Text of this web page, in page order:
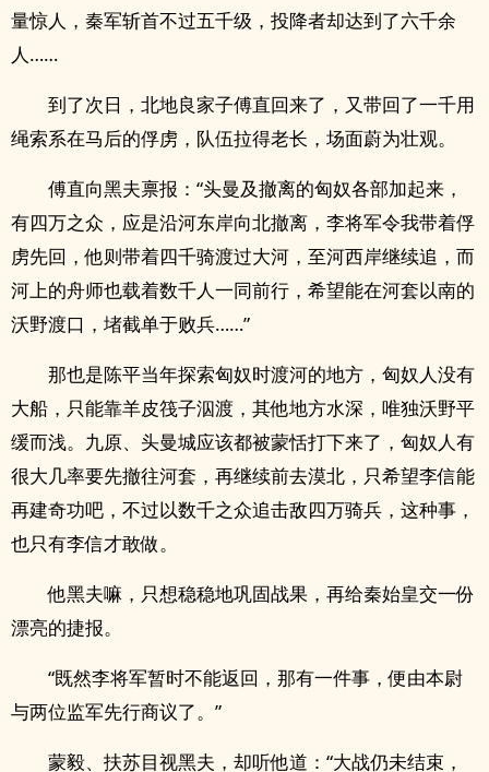
量惊人，秦军斩首不过五千级，投降者却达到了六千余
人……
到了次日，北地良家子傅直回来了，又带回了一千用
绳索系在马后的俘虏，队伍拉得老长，场面蔚为壮观。
傅直向黑夫禀报：“头曼及撤离的匈奴各部加起来，
有四万之众，应是沿河东岸向北撤离，李将军令我带着俘
虏先回，他则带着四千骑渡过大河，至河西岸继续追，而
河上的舟师也载着数千人一同前行，希望能在河套以南的
沃野渡口，堵截单于败兵……”
那也是陈平当年探索匈奴时渡河的地方，匈奴人没有
大船，只能靠羊皮筏子泅渡，其他地方水深，唯独沃野平
缓而浅。九原、头曼城应该都被蒙恬打下来了，匈奴人有
很大几率要先撤往河套，再继续前去漠北，只希望李信能
再建奇功吧，不过以数千之众追击敌四万骑兵，这种事，
也只有李信才敢做。
他黑夫嘛，只想稳稳地巩固战果，再给秦始皇交一份
漂亮的捷报。
“既然李将军暂时不能返回，那有一件事，便由本尉
与两位监军先行商议了。”
蒙毅、扶苏目视黑夫，却听他道：“大战仍未结束，